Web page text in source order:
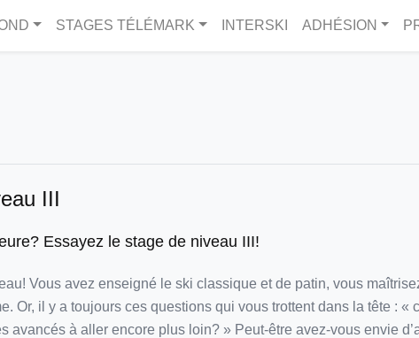
STAGES TÉLÉMARK INTERSKI ADHÉSION
III
Essayez le stage de niveau III!
Vous avez enseigné le ski classique et de patin, vous
Or, il y a toujours ces questions qui vous trottent dans la tête : «
à aller encore plus loin? » Peut-être avez-vous envie